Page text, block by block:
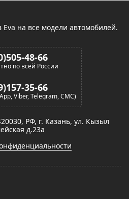
Eva на все модели автомобилей.
48-66
по всей России
35-66
Viber, Telegram, СМС)
РФ, г. Казань, ул. Кызыл
д.23а